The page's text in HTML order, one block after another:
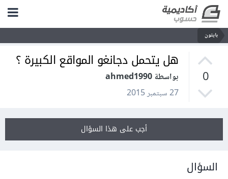
بايثون
0
هل يتحمل دجانغو المواقع الكبيرة ؟
بواسطة ahmed1990
27 سبتمبر 2015
أجب على هذا السؤال
السؤال